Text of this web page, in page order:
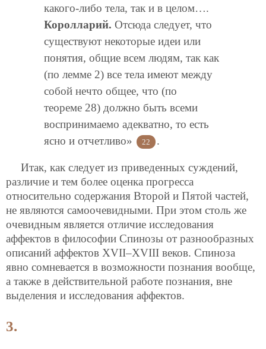
какого-либо тела, так и в целом….
Королларий. Отсюда следует, что
существуют некоторые идеи или
понятия, общие всем людям, так как
(по лемме 2) все тела имеют между
собой нечто общее, что (по
теореме 28) должно быть всеми
воспринимаемо адекватно, то есть
ясно и отчетливо»
22 .
Итак, как следует из приведенных суждений,
различие и тем более оценка прогресса
относительно содержания Второй и Пятой частей,
не являются самоочевидными. При этом столь же
очевидным является отличие исследования
аффектов в философии Спинозы от разнообразных
описаний аффектов XVII–XVIII веков. Спиноза
явно сомневается в возможности познания вообще,
а также в действительной работе познания, вне
выделения и исследования аффектов.
3.